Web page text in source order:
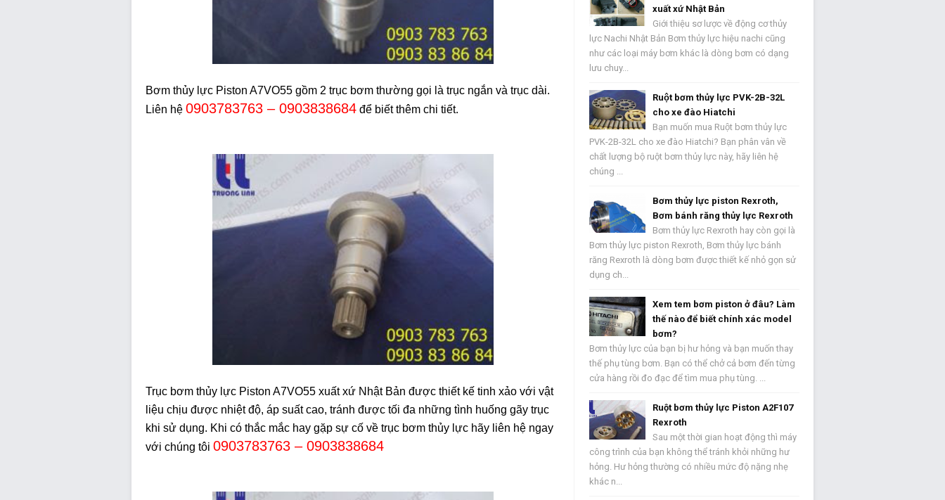
Bơm thủy lực Piston A7VO55 gồm 2 trục bơm thường gọi là trục ngắn và trục dài.
Liên hệ 0903783763 – 0903838684 để biết thêm chi tiết.
Trục bơm thủy lực Piston A7VO55 xuất xứ Nhật Bản được thiết kế tinh xảo với vật
liệu chịu được nhiệt độ, áp suất cao, tránh được tối đa những tình huống gãy trục
khi sử dụng. Khi có thắc mắc hay gặp sự cố về trục bơm thủy lực hãy liên hệ ngay
với chúng tôi 0903783763 – 0903838684
xuất xứ Nhật Bản
Giới thiệu sơ lược về động cơ thủy
lực Nachi Nhật Bản Bơm thủy lực hiệu nachi cũng
như các loại máy bơm khác là dòng bơm có dạng
lưu chuy...
Ruột bơm thủy lực PVK-2B-32L
cho xe đào Hiatchi
Bạn muốn mua Ruột bơm thủy lực
PVK-2B-32L cho xe đào Hiatchi? Bạn phân vân về
chất lượng bộ ruột bơm thủy lực này, hãy liên hệ
chúng ...
Bơm thủy lực piston Rexroth,
Bơm bánh răng thủy lực Rexroth
Bơm thủy lực Rexroth hay còn gọi là
Bơm thủy lực piston Rexroth, Bơm thủy lực bánh
răng Rexroth là dòng bơm được thiết kế nhỏ gọn sử
dụng ch...
Xem tem bơm piston ở đâu? Làm
thế nào để biết chính xác model
bơm?
Bơm thủy lực của bạn bị hư hỏng và bạn muốn thay
thế phụ tùng bơm. Bạn có thể chở cả bơm đến từng
cửa hàng rồi đo đạc để tìm mua phụ tùng. ...
Ruột bơm thủy lực Piston A2F107
Rexroth
Sau một thời gian hoạt động thì máy
công trình của bạn không thể tránh khỏi những hư
hỏng. Hư hỏng thường có nhiều mức độ nặng nhẹ
khác n...